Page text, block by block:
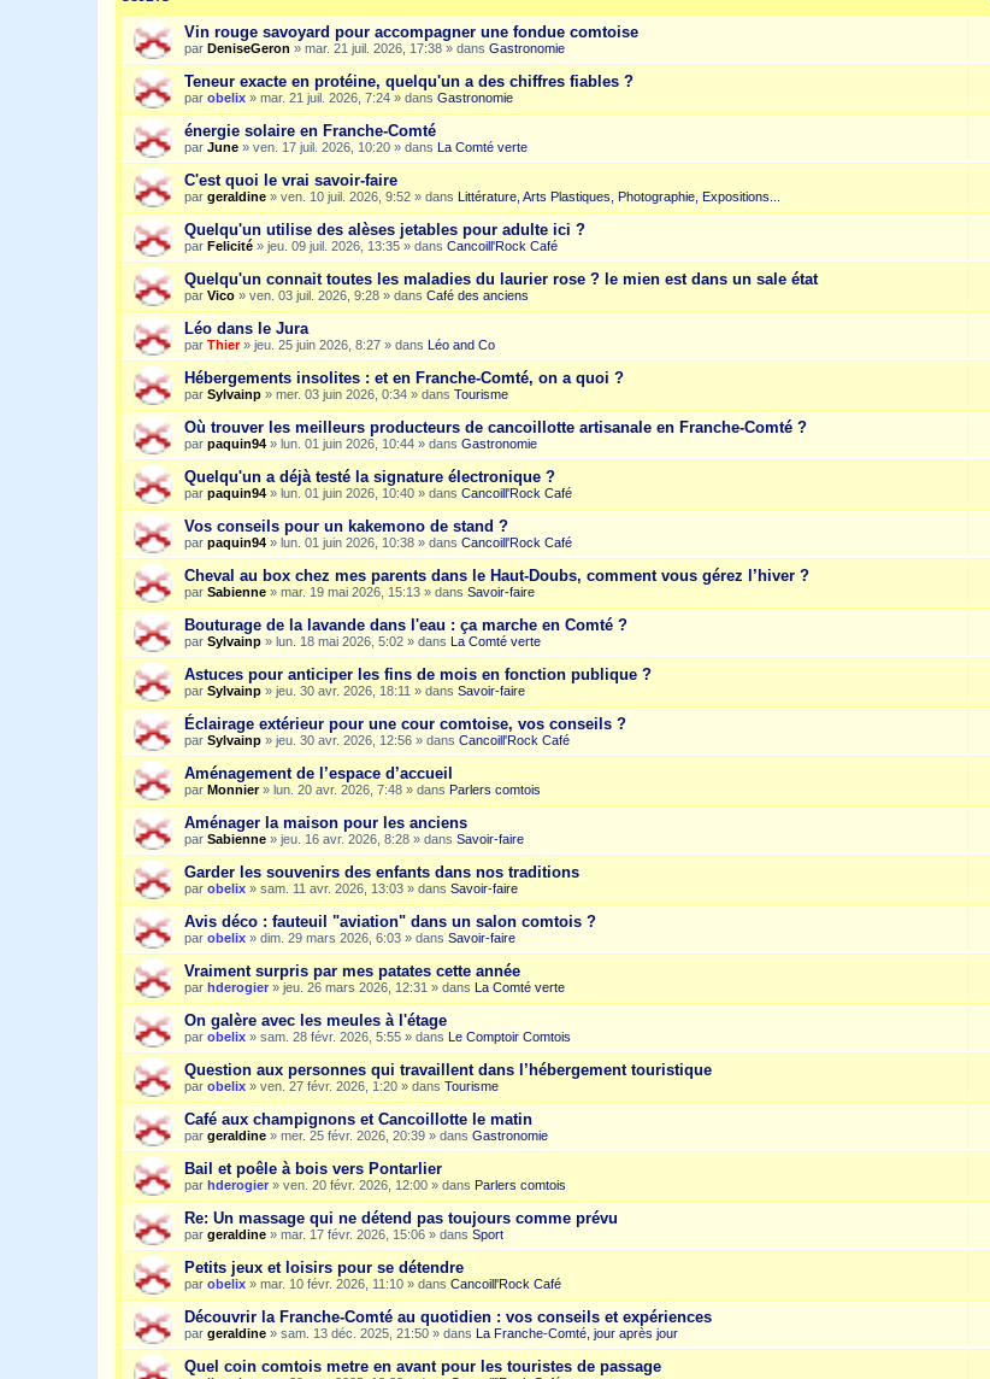
Vin rouge savoyard pour accompagner une fondue comtoise
par DeniseGeron » mar. 21 juil. 2026, 17:38 » dans Gastronomie
Teneur exacte en protéine, quelqu'un a des chiffres fiables ?
par obelix » mar. 21 juil. 2026, 7:24 » dans Gastronomie
énergie solaire en Franche-Comté
par June » ven. 17 juil. 2026, 10:20 » dans La Comté verte
C'est quoi le vrai savoir-faire
par geraldine » ven. 10 juil. 2026, 9:52 » dans Littérature, Arts Plastiques, Photographie, Expositions...
Quelqu'un utilise des alèses jetables pour adulte ici ?
par Felicité » jeu. 09 juil. 2026, 13:35 » dans Cancoill'Rock Café
Quelqu'un connait toutes les maladies du laurier rose ? le mien est dans un sale état
par Vico » ven. 03 juil. 2026, 9:28 » dans Café des anciens
Léo dans le Jura
par Thier» jeu. 25 juin 2026, 8:27 » dans Léo and Co
Hébergements insolites : et en Franche-Comté, on a quoi ?
par Sylvainp » mer. 03 juin 2026, 0:34 » dans Tourisme
Où trouver les meilleurs producteurs de cancoillotte artisanale en Franche-Comté ?
par paquin94 » lun. 01 juin 2026, 10:44 » dans Gastronomie
Quelqu'un a déjà testé la signature électronique ?
par paquin94 » lun. 01 juin 2026, 10:40 » dans Cancoill'Rock Café
Vos conseils pour un kakemono de stand ?
par paquin94 » lun. 01 juin 2026, 10:38 » dans Cancoill'Rock Café
Cheval au box chez mes parents dans le Haut-Doubs, comment vous gérez l’hiver ?
par Sabienne » mar. 19 mai 2026, 15:13 » dans Savoir-faire
Bouturage de la lavande dans l'eau : ça marche en Comté ?
par Sylvainp » lun. 18 mai 2026, 5:02 » dans La Comté verte
Astuces pour anticiper les fins de mois en fonction publique ?
par Sylvainp » jeu. 30 avr. 2026, 18:11 » dans Savoir-faire
Éclairage extérieur pour une cour comtoise, vos conseils ?
par Sylvainp » jeu. 30 avr. 2026, 12:56 » dans Cancoill'Rock Café
Aménagement de l’espace d’accueil
par Monnier» lun. 20 avr. 2026, 7:48 » dans Parlers comtois
Aménager la maison pour les anciens
par Sabienne » jeu. 16 avr. 2026, 8:28 » dans Savoir-faire
Garder les souvenirs des enfants dans nos traditions
par obelix » sam. 11 avr. 2026, 13:03 » dans Savoir-faire
Avis déco : fauteuil "aviation" dans un salon comtois ?
par obelix » dim. 29 mars 2026, 6:03 » dans Savoir-faire
Vraiment surpris par mes patates cette année
par hderogier » jeu. 26 mars 2026, 12:31 » dans La Comté verte
On galère avec les meules à l'étage
par obelix » sam. 28 févr. 2026, 5:55 » dans Le Comptoir Comtois
Question aux personnes qui travaillent dans l’hébergement touristique
par obelix » ven. 27 févr. 2026, 1:20 » dans Tourisme
Café aux champignons et Cancoillotte le matin
par geraldine » mer. 25 févr. 2026, 20:39 » dans Gastronomie
Bail et poêle à bois vers Pontarlier
par hderogier » ven. 20 févr. 2026, 12:00 » dans Parlers comtois
Re: Un massage qui ne détend pas toujours comme prévu
par geraldine » mar. 17 févr. 2026, 15:06 » dans Sport
Petits jeux et loisirs pour se détendre
par obelix » mar. 10 févr. 2026, 11:10 » dans Cancoill'Rock Café
Découvrir la Franche-Comté au quotidien : vos conseils et expériences
par geraldine » sam. 13 déc. 2025, 21:50 » dans La Franche-Comté, jour après jour
Quel coin comtois metre en avant pour les touristes de passage